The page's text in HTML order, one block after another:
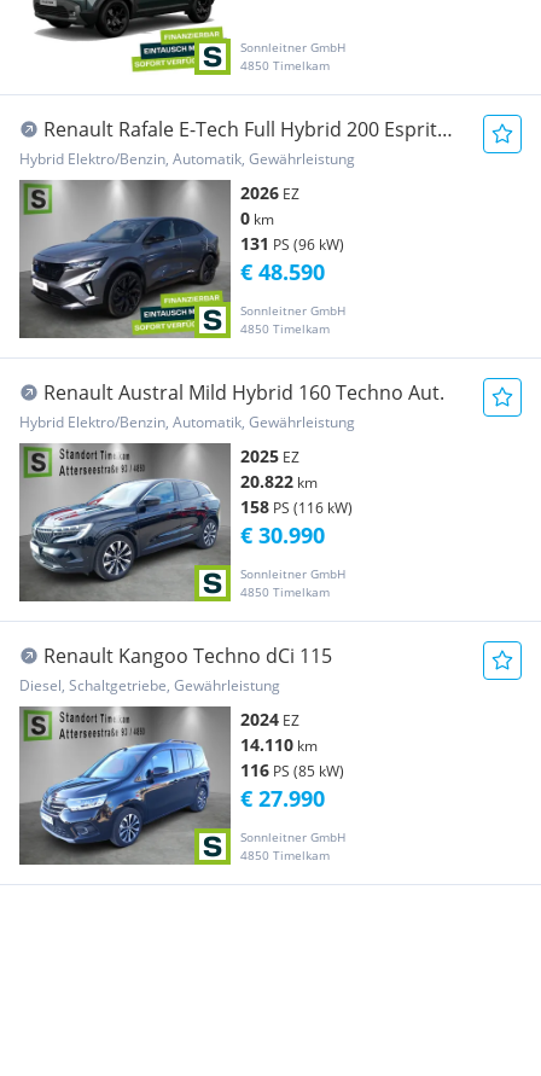
Sonnleitner GmbH
4850 Timelkam
Renault Rafale E-Tech Full Hybrid 200 Esprit
Alpine Aut.
Hybrid Elektro/Benzin, Automatik, Gewährleistung
2026 EZ
0 km
131 PS (96 kW)
Sonnleitner GmbH
4850 Timelkam
€ 48.590
Renault Austral Mild Hybrid 160 Techno Aut.
Hybrid Elektro/Benzin, Automatik, Gewährleistung
2025 EZ
20.822 km
158 PS (116 kW)
Sonnleitner GmbH
4850 Timelkam
€ 30.990
Renault Kangoo Techno dCi 115
Diesel, Schaltgetriebe, Gewährleistung
2024 EZ
14.110 km
116 PS (85 kW)
Sonnleitner GmbH
4850 Timelkam
€ 27.990